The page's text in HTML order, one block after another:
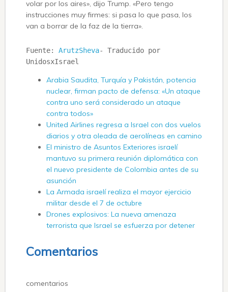
volar por los aires», dijo Trump. «Pero tengo
instrucciones muy firmes: si pasa lo que pasa, los
van a borrar de la faz de la tierra».
Fuente: ArutzSheva- Traducido por
UnidosxIsrael
Arabia Saudita, Turquía y Pakistán, potencia
nuclear, firman pacto de defensa: «Un ataque
contra uno será considerado un ataque
contra todos»
United Airlines regresa a Israel con dos vuelos
diarios y otra oleada de aerolíneas en camino
El ministro de Asuntos Exteriores israelí
mantuvo su primera reunión diplomática con
el nuevo presidente de Colombia antes de su
asunción
La Armada israelí realiza el mayor ejercicio
militar desde el 7 de octubre
Drones explosivos: La nueva amenaza
terrorista que Israel se esfuerza por detener
Comentarios
comentarios